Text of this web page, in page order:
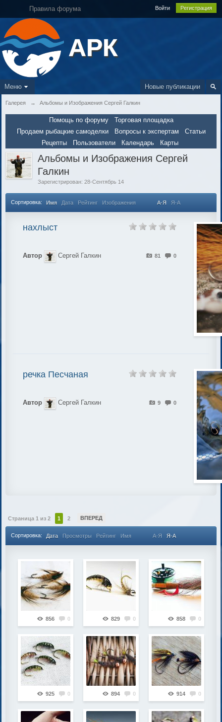
Правила форума Войти Регистрация
АРК
Новые публикации
Меню
Галерея → Альбомы и Изображения Сергей Галкин
Помощь по форуму
Торговая площадка
Продаем рыбацкие самоделки
Вопросы к экспертам
Статьи
Рецепты
Пользователи Календарь Карты
Альбомы и Изображения Сергей
Галкин
Зарегистрирован: 28-Сентябрь 14
Сортировка: Имя Дата Рейтинг Изображения А-Я Я-А
нахлыст
81 0
Автор Сергей Галкин
речка Песчаная
9 0
Автор Сергей Галкин
Страница 1 из 2 1 2 ВПЕРЕД
Сортировка: Дата Просмотры Рейтинг Имя А-Я Я-А
856 0 829 0 858 0
925 0 894 0 914 0